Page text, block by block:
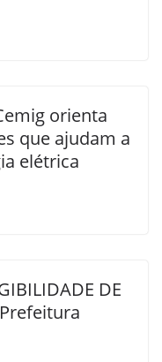
orienta
que ajudam a
elétrica
DE